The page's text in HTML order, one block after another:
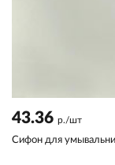
43.36 р./шт
Сифон для